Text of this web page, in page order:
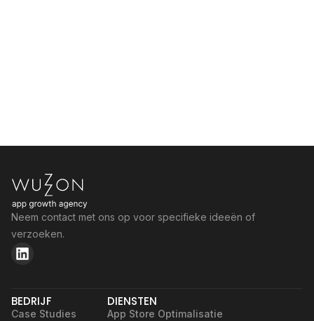
Neem contact met ons op voor specifieke ideeën of
verzoeken.
BEDRIJF
Case Studies
DIENSTEN
App Store Optimalisatie